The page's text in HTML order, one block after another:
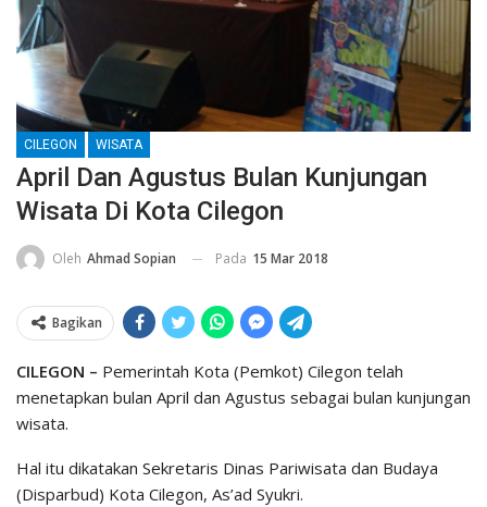
CILEGON WISATA
April Dan Agustus Bulan Kunjungan
Wisata Di Kota Cilegon
Oleh Ahmad Sopian Pada 15 Mar 2018
Bagikan
CILEGON – Pemerintah Kota (Pemkot) Cilegon telah
menetapkan bulan April dan Agustus sebagai bulan kunjungan
wisata.
Hal itu dikatakan Sekretaris Dinas Pariwisata dan Budaya
(Disparbud) Kota Cilegon, As’ad Syukri.